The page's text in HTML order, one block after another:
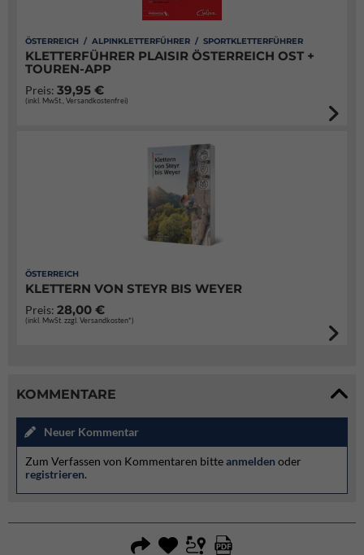
ÖSTERREICH / ALPINKLETTERFÜHRER / SPORTKLETTERFÜHRER
KLETTERFÜHRER PLAISIR ÖSTERREICH OST +
TOUREN-APP
Preis: 39,95 €
(inkl. MwSt., Versandkostenfrei)
ÖSTERREICH
KLETTERN VON STEYR BIS WEYER
Preis: 28,00 €
(inkl. MwSt. zzgl. Versandkosten*)
KOMMENTARE
Neuer Kommentar
Zum Verfassen von Kommentaren bitteanmelden oder
registrieren.